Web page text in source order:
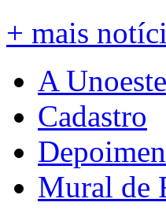
+ mais
A
Cadastro
Mural de